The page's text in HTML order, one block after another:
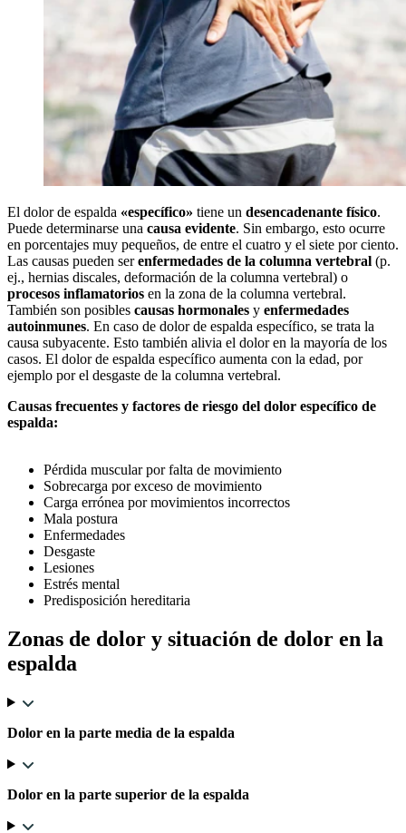
El dolor de espalda «específico» tiene un desencadenante físico.
Puede determinarse una causa evidente. Sin embargo, esto ocurre
en porcentajes muy pequeños, de entre el cuatro y el siete por ciento.
Las causas pueden serenfermedades de la columna vertebral (p.
ej., hernias discales, deformación de la columna vertebral) o
procesos inflamatorios en la zona de la columna vertebral.
También son posibles causas hormonales y enfermedades
autoinmunes. En caso de dolor de espalda específico, se trata la
causa subyacente. Esto también alivia el dolor en la mayoría de los
casos. El dolor de espalda específico aumenta con la edad, por
ejemplo por el desgaste de la columna vertebral.
Causas frecuentes y factores de riesgo del dolor específico de
espalda:
Pérdida muscular por falta de movimiento
Sobrecarga por exceso de movimiento
Carga errónea por movimientos incorrectos
Mala postura
Enfermedades
Desgaste
Lesiones
Estrés mental
Predisposición hereditaria
Zonas de dolor y situación de dolor en la
espalda
Dolor en la parte media de la espalda
Dolor en la parte superior de la espalda